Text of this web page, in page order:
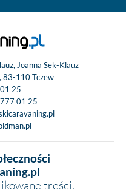
Joanna Sęk-Klauz
83-110 Tczew
25
01 25
treści.